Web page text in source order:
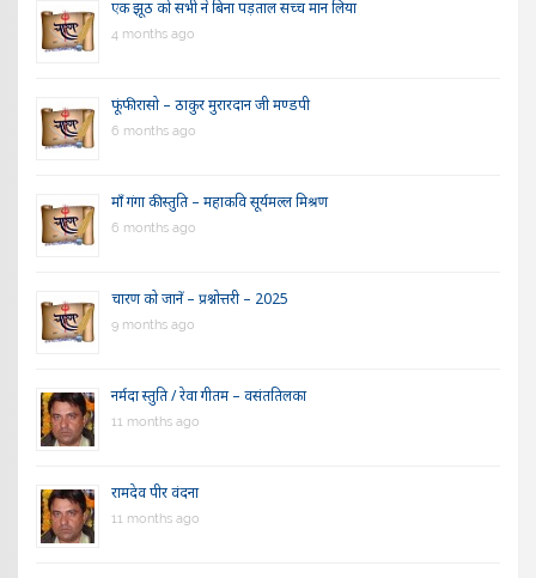
एक झूठ को सभी ने बिना पड़ताल सच्च मान लिया
4 months ago
फूंफी रासो – ठाकुर मुरारदान जी मण्डपी
6 months ago
माँ गंगा की स्तुति – महाकवि सूर्यमल्ल मिश्रण
6 months ago
चारण को जानें – प्रश्नोत्तरी – 2025
9 months ago
नर्मदा स्तुति / रेवा गीतम – वसंततिलका
11 months ago
रामदेव पीर वंदना
11 months ago